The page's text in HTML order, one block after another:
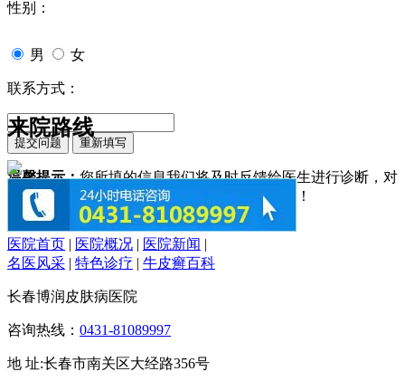
性别：
男 女
联系方式：
温馨提示：您所填的信息我们将及时反馈给医生进行诊断，对
于您的个人信息我们承诺绝对保密！请您放心！
来院路线
医院首页 | 医院概况 | 医院新闻 |
名医风采 | 特色诊疗 | 牛皮癣百科
长春博润皮肤病医院
咨询热线： 0431-81089997
地 址:长春市南关区大经路356号